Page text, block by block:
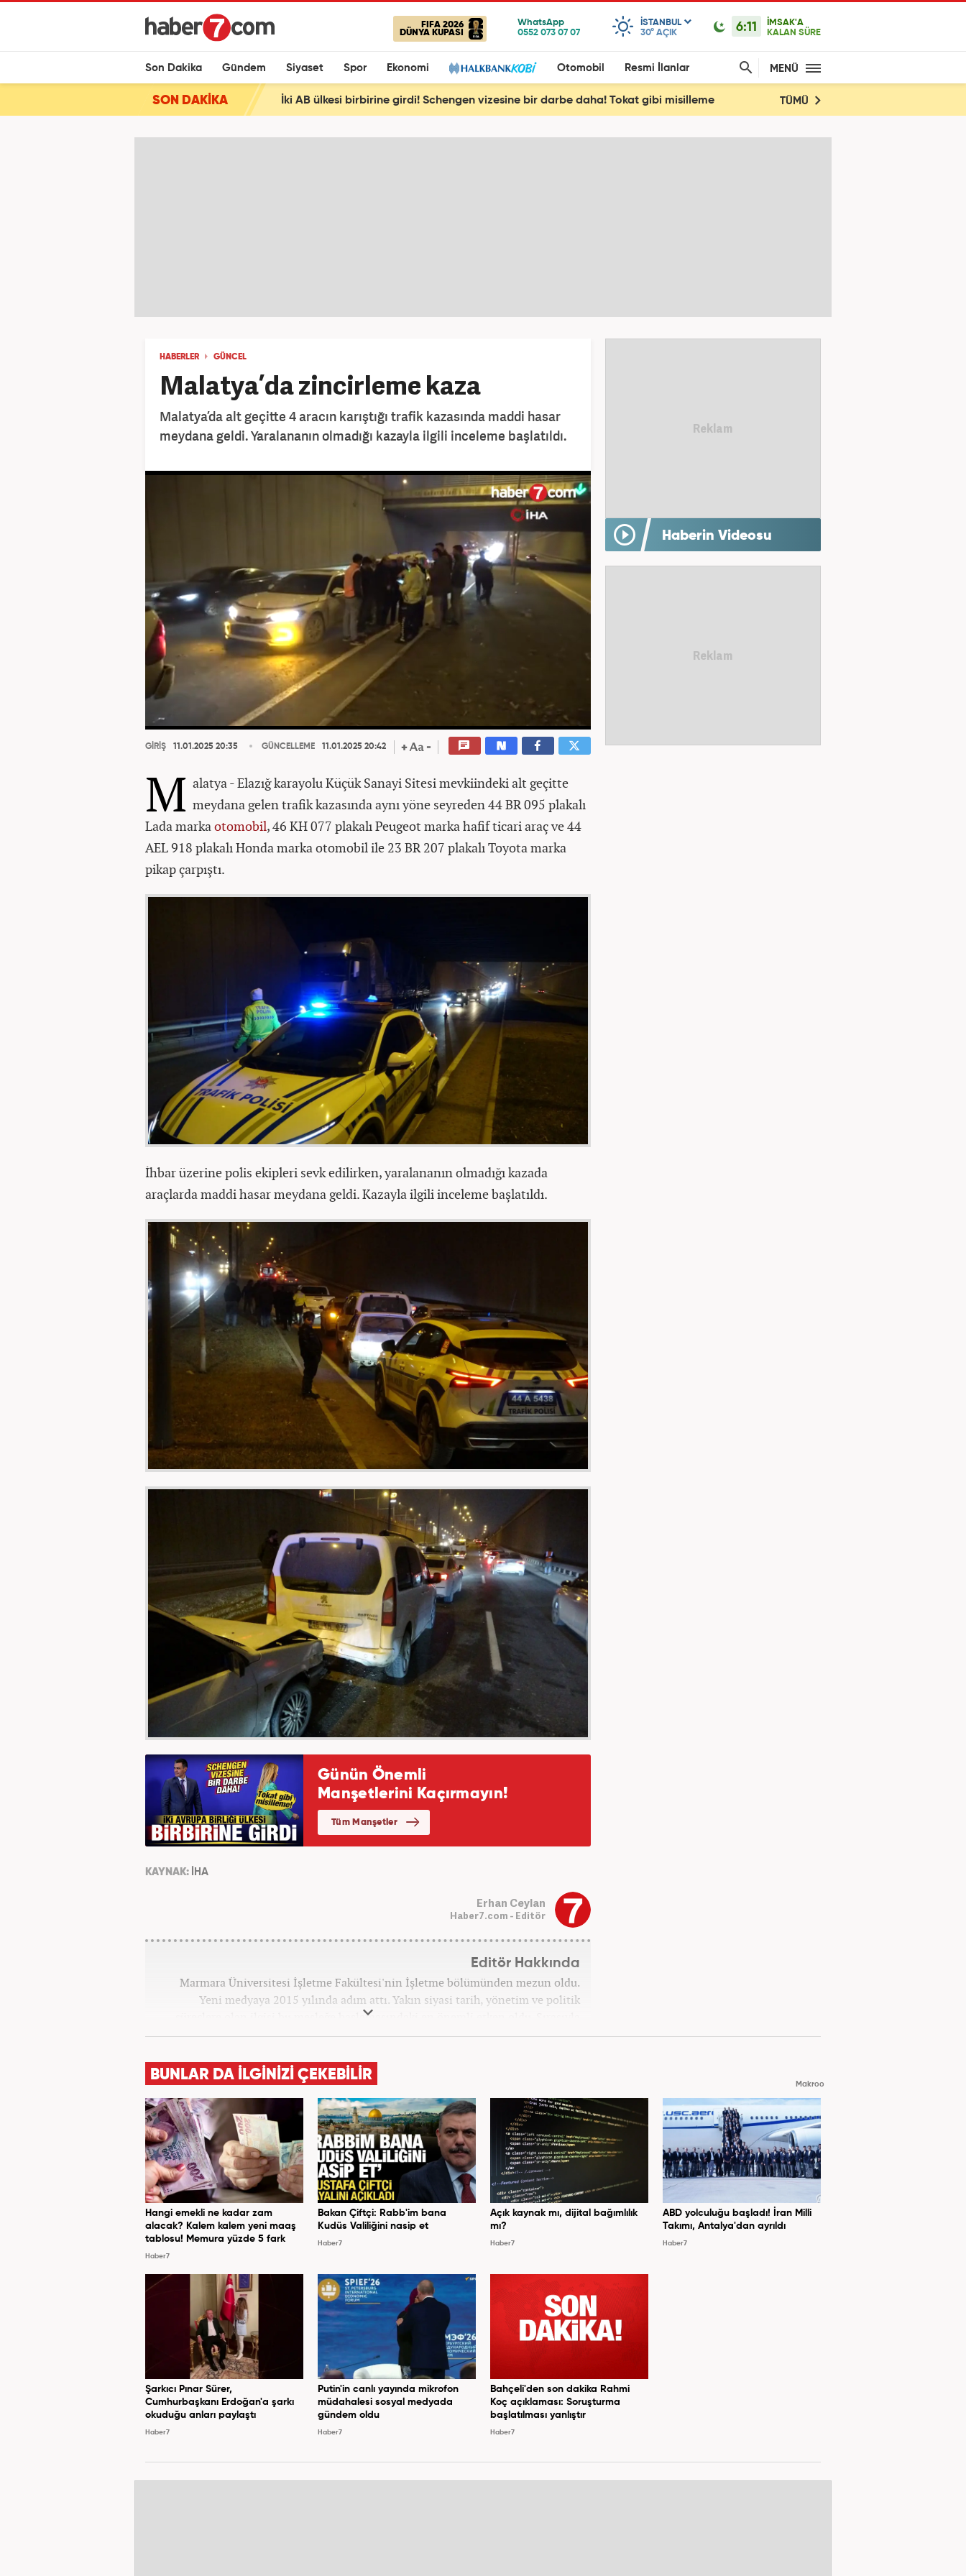
FIFA 2026
DÜNYA KUPASI
ISTANBUL
30° AÇIK 6:11
İMSAK'A
KALAN SÜRE
Son Dakika Gündem Siyaset Spor Ekonomi Otomobil Resmi İlanlar MENÜ
SON DAKİKA İki AB ülkesi birbirine girdi! Schengen vizesine bir darbe daha! Tokat gibi misilleme TÜMÜ
HABERLER GÜNCEL
Malatya’da zincirleme kaza
Malatya’da alt geçitte 4 aracın karıştığı trafik kazasında maddi hasar
meydana geldi. Yaralananın olmadığı kazayla ilgili inceleme başlatıldı.
GİRİŞ 11.01.2025 20:35 GÜNCELLEME 11.01.2025 20:42
M alatya - Elazığ karayolu Küçük Sanayi Sitesi mevkiindeki alt geçitte
meydana gelen trafik kazasında aynı yöne seyreden 44 BR 095 plakalı
Lada markaotomobil, 46 KH 077 plakalı Peugeot marka hafif ticari araç ve 44
AEL 918 plakalı Honda marka otomobil ile 23 BR 207 plakalı Toyota marka
pikap çarpıştı.
İhbar üzerine polis ekipleri sevk edilirken, yaralananın olmadığı kazada
araçlarda maddi hasar meydana geldi. Kazayla ilgili inceleme başlatıldı.
KAYNAK: İHA
Erhan Ceylan
Haber7.com - Editör
Editör Hakkında
Marmara Üniversitesi İşletme Fakültesi'nin İşletme bölümünden mezun oldu.
Yeni medyaya 2015 yılında adım attı. Yakın siyasi tarih, yönetim ve politik
süreçlere olan ilgisi bu mesleğe başlamasındaki en önemli etken oldu. Sırasıyla
Star, Güneş, Akşam ve A Haber'de gündem ve politika editörlüğü görevinde
politics) yaşandığı günümüz dünyasında, tahrif edilen olguları savunmak, temiz
bilgi aktarımına yardımcı olmak ve kamuoyunun dijital-medya okuryazarlığını
geliştirmek üzere çaba gösteriyor. Dijital medya kariyeri Haber 7'de devam
etmektedir.
Haberin Videosu
BUNLAR DA İLGİNİZİ ÇEKEBİLİR
Makroo
Hangi emekli ne kadar zam
alacak? Kalem kalem yeni maaş
tablosu! Memura yüzde 5 fark
Haber7
Bakan Çiftçi: Rabb'im bana
Kudüs Valiliğini nasip et
Haber7
Açık kaynak mı, dijital bağımlılık
mı?
Haber7
ABD yolculuğu başladı! İran Milli
Takımı, Antalya'dan ayrıldı
Haber7
Şarkıcı Pınar Sürer,
Cumhurbaşkanı Erdoğan'a şarkı
okuduğu anları paylaştı
Haber7
Putin'in canlı yayında mikrofon
müdahalesi sosyal medyada
gündem oldu
Haber7
Bahçeli'den son dakika Rahmi
Koç açıklaması: Soruşturma
başlatılması yanlıştır
Haber7